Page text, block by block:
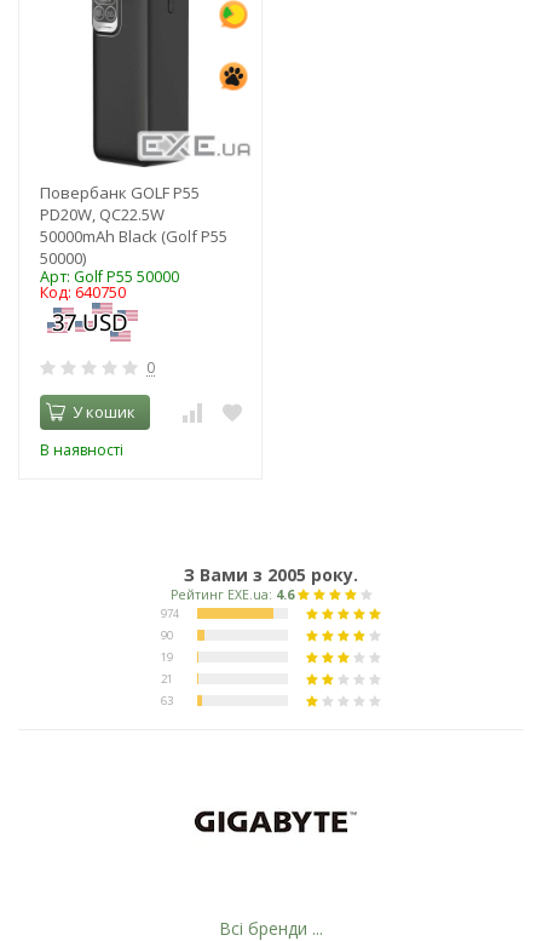
Повербанк GOLF P55
PD20W, QC22.5W
50000mAh Black (Golf P55
50000)
Арт: Golf P55 50000
Код: 640750
0
У кошик
В наявності
З Вами з 2005 року.
Всі бренди ...